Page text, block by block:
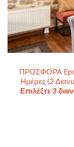
ΠΡΟΣΦΟΡΑ
Ημέρες (2
Επιλέξτε 3